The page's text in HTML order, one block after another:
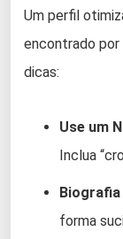
Um perfil
encontrado
dicas:
Use um
Inclua
forma